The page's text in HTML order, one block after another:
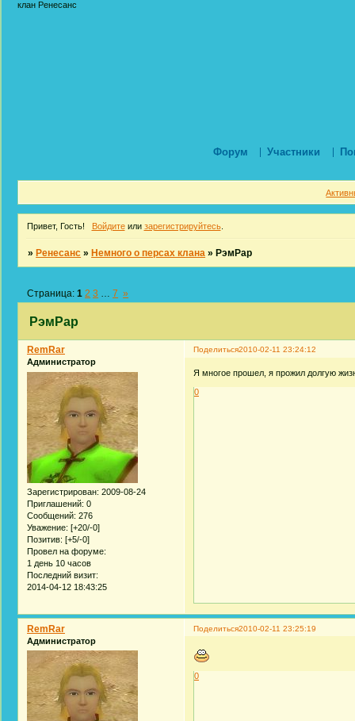
клан Ренесанс
Форум Участники
Привет, Гость! Войдитеили зарегистрируйтесь.
» Ренесанс » Немного о персах клана » РэмРар
РэмРар
Страница:1 2 3 7 »
Поделиться2010-02-11 23:24:12
RemRar
Администратор
Зарегистрирован: 2009-08-24
Приглашений: 0
Сообщений: 276
Уважение: [+20/-0]
Позитив: [+5/-0]
Провел на форуме:
1 день 10 часов
Последний визит:
2014-04-12 18:43:25
Я многое прошел, я прожил долгую
0
Поделиться2010-02-11 23:25:19
RemRar
Администратор
0